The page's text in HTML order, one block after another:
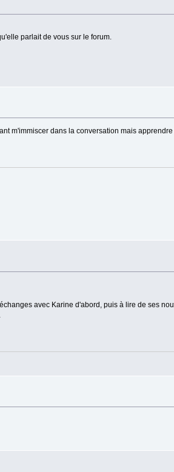
parlait de vous sur le forum.
m'immiscer dans la conversation mais
avec Karine d'abord, puis à lire de ses